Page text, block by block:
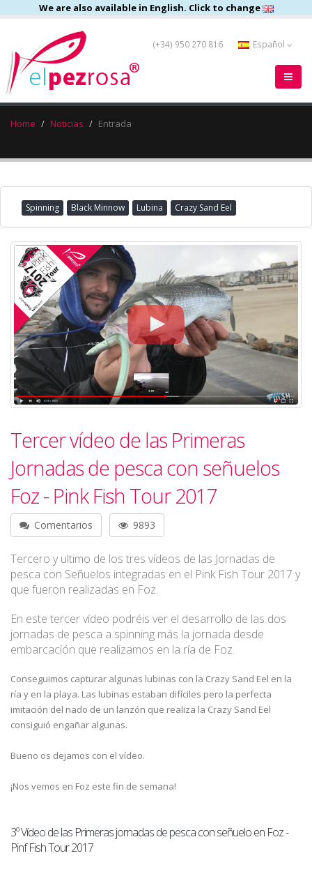
We are also available in English. Click to change
(+34) 950 270 816 Español
Home Noticias Entrada
Spinning Black Minnow Lubina Crazy Sand Eel
Tercer vídeo de las Primeras
Jornadas de pesca con señuelos
Foz - Pink Fish Tour 2017
Comentarios 9893
Tercero y ultimo de los tres vídeos de las Jornadas de
pesca con Señuelos integradas en el Pink Fish Tour 2017 y
que fueron realizadas en Foz.
En este tercer vídeo podréis ver el desarrollo de las dos
jornadas de pesca a spinning más la jornada desde
embarcación que realizamos en la ría de Foz.
Conseguimos capturar algunas lubinas con la Crazy Sand Eel en la
ría y en la playa. Las lubinas estaban difíciles pero la perfecta
imitación del nado de un lanzón que realiza la Crazy Sand Eel
consiguió engañar algunas.
Bueno os dejamos con el vídeo.
¡Nos vemos en Foz este fin de semana!
3º Vídeo de las Primeras jornadas de pesca con señuelo en Foz -
Pinf Fish Tour 2017